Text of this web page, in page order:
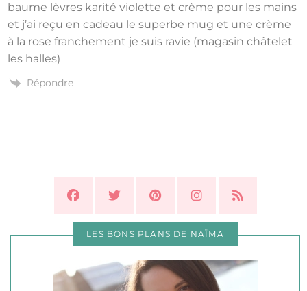
baume lèvres karité violette et crème pour les mains
et j’ai reçu en cadeau le superbe mug et une crème
à la rose franchement je suis ravie (magasin châtelet
les halles)
Répondre
LES BONS PLANS DE NAÏMA